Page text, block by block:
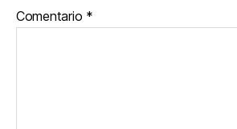
Comentario *